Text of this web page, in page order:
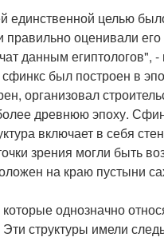
единственной целью
правильно оценивали
данным
был построен в
организовал
древнюю эпоху.
включает в себя
зрения могли быть
на краю пустыни
однозначно
структуры имели